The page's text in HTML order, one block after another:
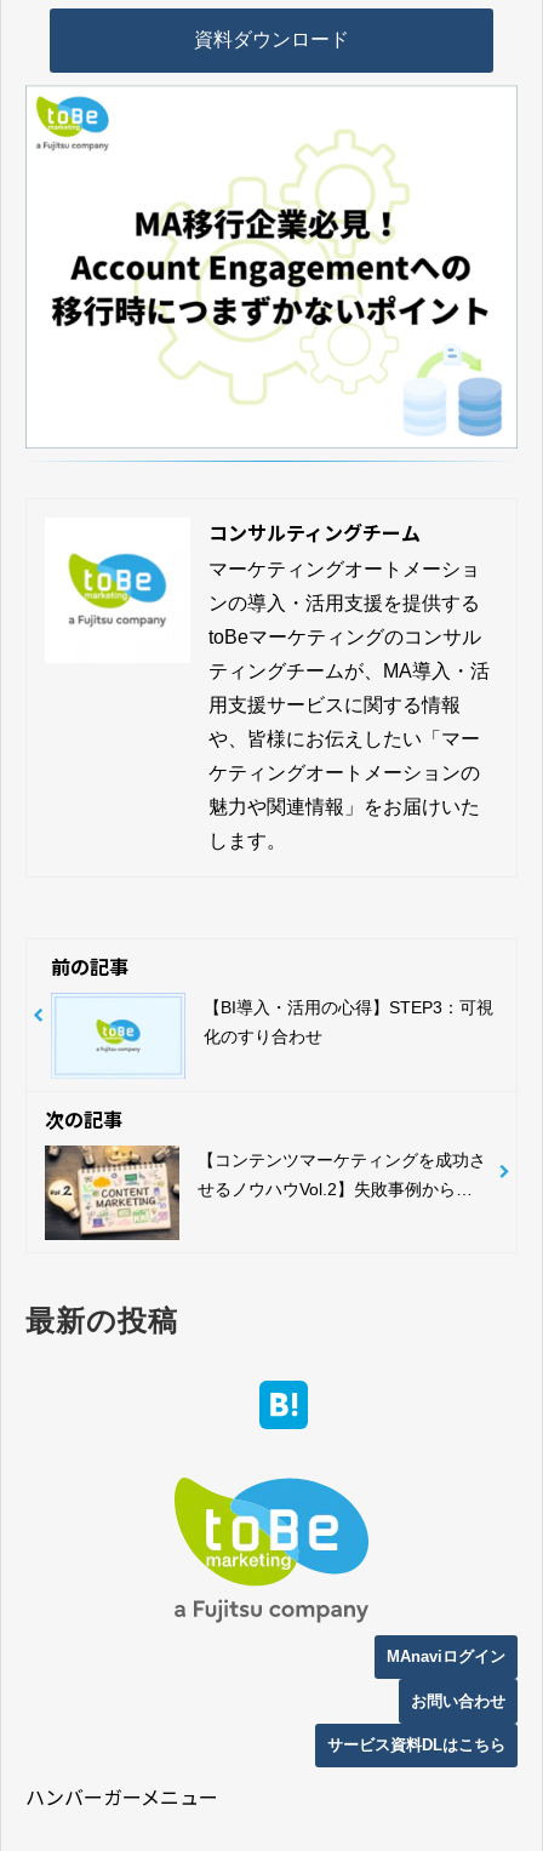
資料ダウンロード
コンサルティングチーム
マーケティングオートメーショ
ンの導入・活用支援を提供する
toBeマーケティングのコンサル
ティングチームが、MA導入・活
用支援サービスに関する情報
や、皆様にお伝えしたい「マー
ケティングオートメーションの
魅力や関連情報」をお届けいた
します。
前の記事
【BI導入・活用の心得】STEP3：可視
化のすり合わせ
次の記事
【コンテンツマーケティングを成功さ
せるノウハウVol.2】失敗事例から見
最新の投稿
MAnaviログイン
お問い合わせ
サービス資料DLはこちら
ハンバーガーメニュー